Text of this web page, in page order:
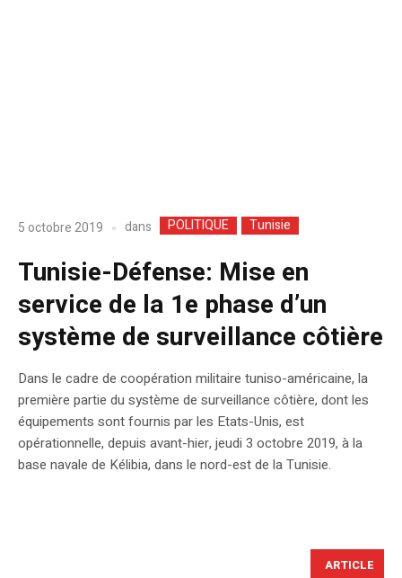
5 octobre 2019 dans POLITIQUE Tunisie
Tunisie-Défense: Mise en
service de la 1e phase d’un
système de surveillance côtière
Dans le cadre de coopération militaire tuniso-américaine, la
première partie du système de surveillance côtière, dont les
équipements sont fournis par les Etats-Unis, est
opérationnelle, depuis avant-hier, jeudi 3 octobre 2019, à la
base navale de Kélibia, dans le nord-est de la Tunisie.
ARTICLE